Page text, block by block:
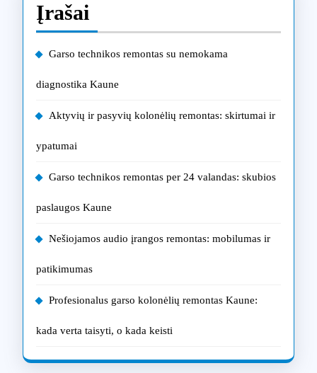
Įrašai
Garso technikos remontas su nemokama
diagnostika Kaune
Aktyvių ir pasyvių kolonėlių remontas: skirtumai ir
ypatumai
Garso technikos remontas per 24 valandas: skubios
paslaugos Kaune
Nešiojamos audio įrangos remontas: mobilumas ir
patikimumas
Profesionalus garso kolonėlių remontas Kaune:
kada verta taisyti, o kada keisti